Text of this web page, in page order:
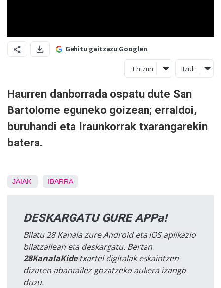
Gehitu gaitzazu Googlen
Entzun Itzuli
Haurren danborrada ospatu dute San
Bartolome eguneko goizean; erraldoi,
buruhandi eta Iraunkorrak txarangarekin
batera.
JAIAK IBARRA
DESKARGATU GURE APPa!
Bilatu 28 Kanala zure Android eta iOS aplikazio
bilatzailean eta deskargatu. Bertan
28KanalaKidetxartel digitalak eskaintzen
dizuten abantailez gozatzeko aukera izango
duzu.